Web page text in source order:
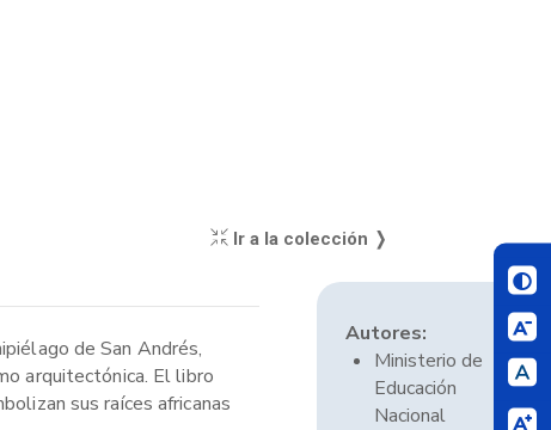
Ir a la colección ❭
de San Andrés,
arquitectónica. El libro
sus raíces africanas
Autores:
Ministerio de
Educación
Nacional